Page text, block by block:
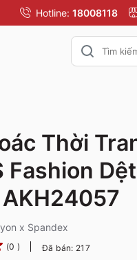
Hotline: 18008118
Thời
Fashion
x Spandex
(0 ) Đã bán: 217